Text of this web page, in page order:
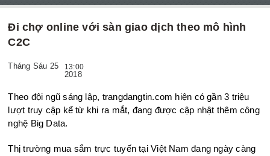
Đi chợ online với sàn giao dịch theo mô hình
C2C
Tháng Sáu 25 13:00
2018
Theo đội ngũ sáng lập, trangdangtin.com hiện có gần 3 triệu
lượt truy cập kể từ khi ra mắt, đang được cập nhật thêm công
nghệ Big Data.
Thị trường mua sắm trực tuyến tại Việt Nam đang ngày càng